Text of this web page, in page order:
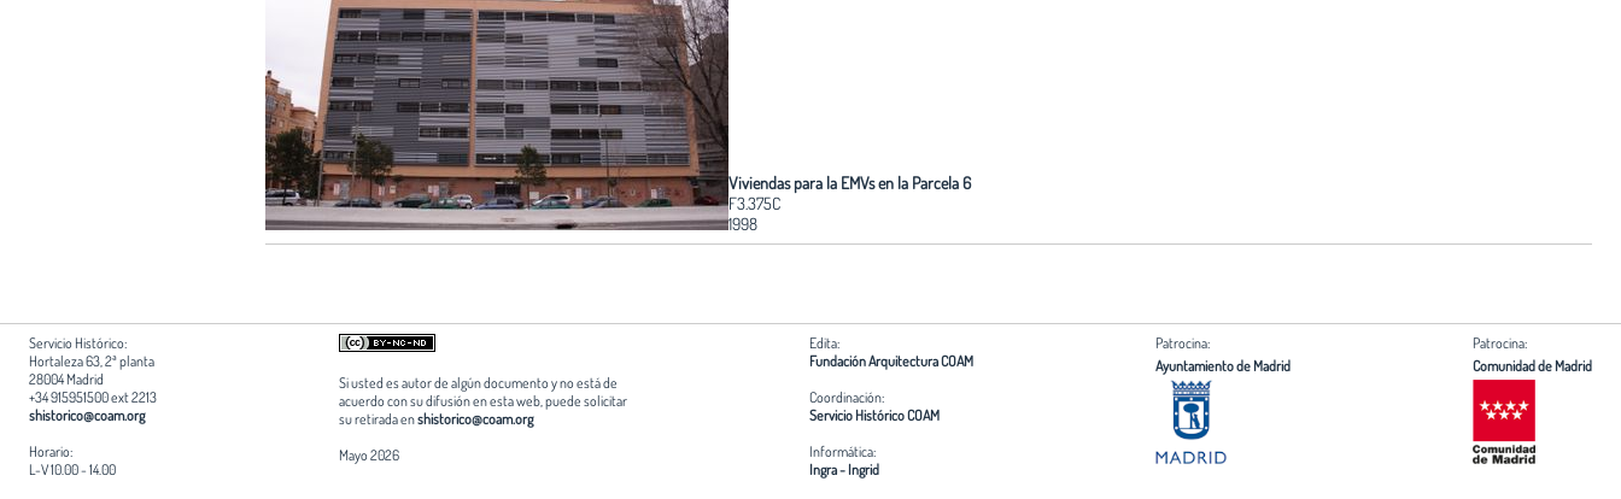
Viviendas para la EMVs en la Parcela 6
F3.375C
1998
Servicio Histórico:
Hortaleza 63, 2ª planta
28004 Madrid
+34 915951500 ext 2213
shistorico@coam.org
Horario:
L-V 10.00 - 14.00
Si usted es autor de algún documento y no está de
acuerdo con su difusión en esta web, puede solicitar
su retirada enshistorico@coam.org
Mayo 2026
Edita:
Fundación Arquitectura COAM
Coordinación:
Servicio Histórico COAM
Informática:
Ingra - Ingrid
Patrocina:
Ayuntamiento de Madrid
Patrocina:
Comunidad de Madrid